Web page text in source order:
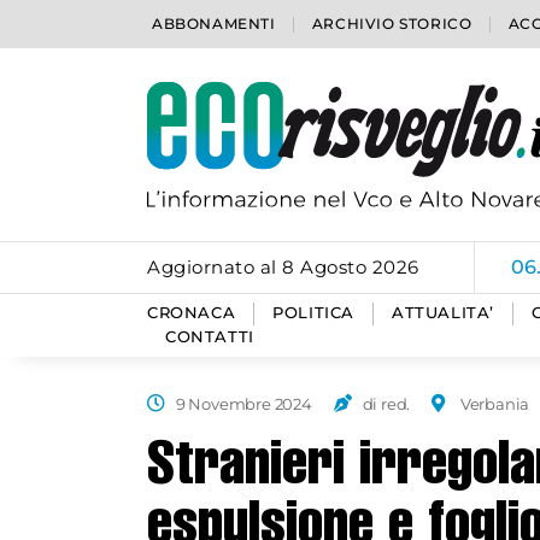
ABBONAMENTI ARCHIVIO STORICO
Aggiornato al 8 Agosto 2026
CRONACA POLITICA ATTUALITA’
CONTATTI
9 Novembre 2024 di red. Verbania
Stranieri